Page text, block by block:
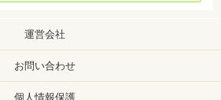
運営会社
お問い合わせ
個人情報保護